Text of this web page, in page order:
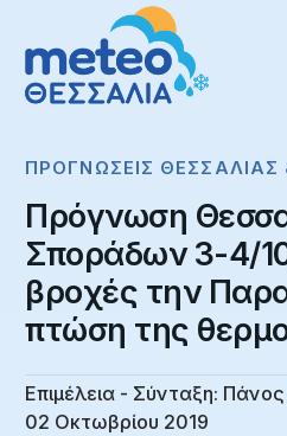
ΠΡΟΓΝΏΣΕΙΣ
Πρόγνωση
Σποράδων 3-4/
βροχές την
πτώση της
Επιμέλεια - Σύνταξη:
02 Οκτωβρίου 2019